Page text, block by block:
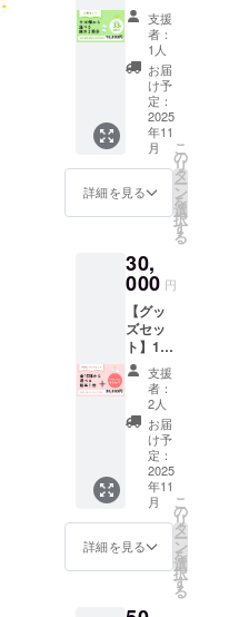
のうち
お好き
な一冊
を選べ
る、一
冊分の
デジタ
ルチ
ケット
を発行
いたし
●チケッ
ラウド
ファン
ディン
グ終了
後メー
ルにて
お送り
しま
す。 ●
ギフト
コード
付きチ
ケット
はご家
族やご
もお渡
しでき
です。
最大通
常価格
12,000
円より
25%OF
Fで購入
できま
す） ＜
チケッ
ト内容
好きな
一冊を
選べる
デジタ
ルチ
ケット
を発行
いたし
ます。
●チケッ
トはク
ラウド
ファン
ディン
グ終了
後メー
ルにて
選べる
絵本2冊
分チ
ケット
「えほ
んにお
いで
よ」全
10シ
リーズ
のか
ら、お
好きな
分のチ
ケット
（どの
絵本で
も選択
可能で
す。最
大2冊通
常価格
24,000
円より
33%OF
Fで購入
できま
す） ＜
チケッ
ト内容
支援
者：
1人
お届
け予
定：
2025
年11
月
詳細を見る
こ
の
リ
タ
ー
ン
を
選
択
す
る
30,
000 円
【グッ
ズセッ
ト】10
種から
選べる
絵本１
冊分チ
ケッ
ト
＋ イ
ラスト
付きマ
グカッ
プ お好
きな絵
本一冊
支援
者：
2人
お届
け予
定：
2025
年11
月
詳細を見る
こ
の
リ
タ
ー
ン
を
選
択
す
る